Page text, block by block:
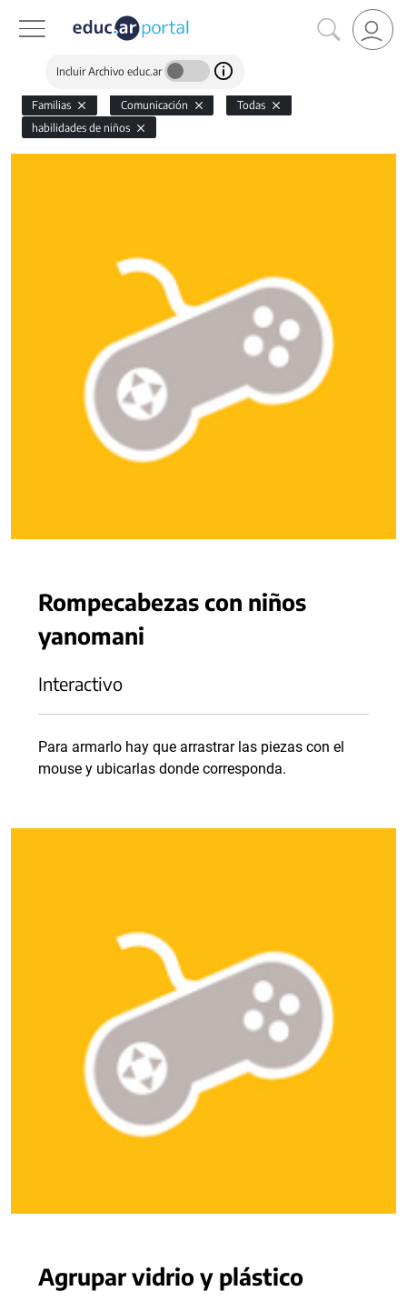
Incluir Archivo educ.ar
Familias Comunicación
Todas
habilidades de niños
Rompecabezas con niños
yanomani
Interactivo
Para armarlo hay que arrastrar las piezas con el
mouse y ubicarlas donde corresponda.
Agrupar vidrio y plástico